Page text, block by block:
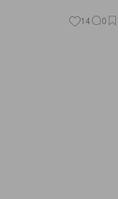
14 0